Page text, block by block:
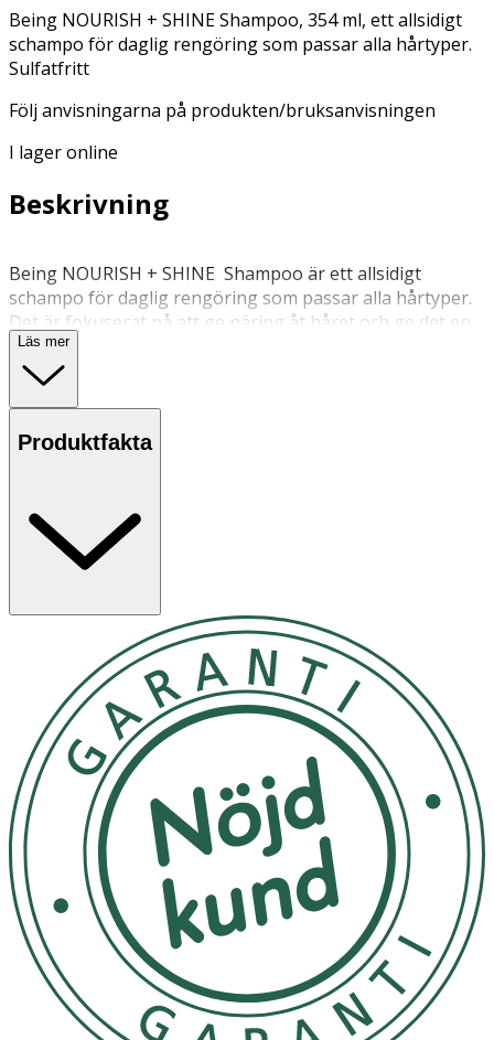
Being NOURISH + SHINE Shampoo, 354 ml, ett allsidigt
schampo för daglig rengöring som passar alla hårtyper.
Sulfatfritt
Följ anvisningarna på produkten/bruksanvisningen
I lager online
Beskrivning
Being NOURISH + SHINE Shampoo är ett allsidigt
schampo för daglig rengöring som passar alla hårtyper.
Det är fokuserat på att ge näring åt håret och ge det en
vacker glans. Denna dermatologiskt testade, sulfatfria
och silikonfria formula innehåller naturliga ingredienser
grundlig tvätt. Håret lämnas återfuktat och balanserat
med optimal glans.
endast enligt anvisningarna. Undvik ögonkontakt. Vid
ögonkontakt, skölj genast med vatten. Om irritation
kvarstår, kontakta läkare.
Förvara utom räckhåll för barn.
OK för gravida och ammande:
Ingredienser:
AQUA (WATER), COCAMIDOPROPYL BETAINE, SODIUM
C14-16 OLEFIN SULFONATE, SODIUM CHLORIDE, COCO-
GLUCOSIDE, GLYCERIN, SODIUM COCOYL ISETHIONATE,
GLYCOL DISTEARATE, ALOE BARBADENSIS LEAF JUICE,
TREHALOSE, BUTYROSPERMUM PARKII BUTTER,
PHENOXYETHANOL, ACRYLATES COPOLYMER,
DISODIUM LAURETH SULFOSUCCINATE, PROPYLENE
GLYCOL, PARFUM (FRAGRANCE), SODIUM BENZOATE,
PANTHENOL, POLYQUATERNIUM-10, GUAR
HYDROXYPROPYLTRIMONIUM CHLORIDE, DISODIUM
EDTA, TAPIOCA STARCH, POLYQUATERNIUM-6, CITRIC
ACID, SODIUM CITRATE, ETHYLHEXYLGLYCERIN.
Läs mer
Produktfakta